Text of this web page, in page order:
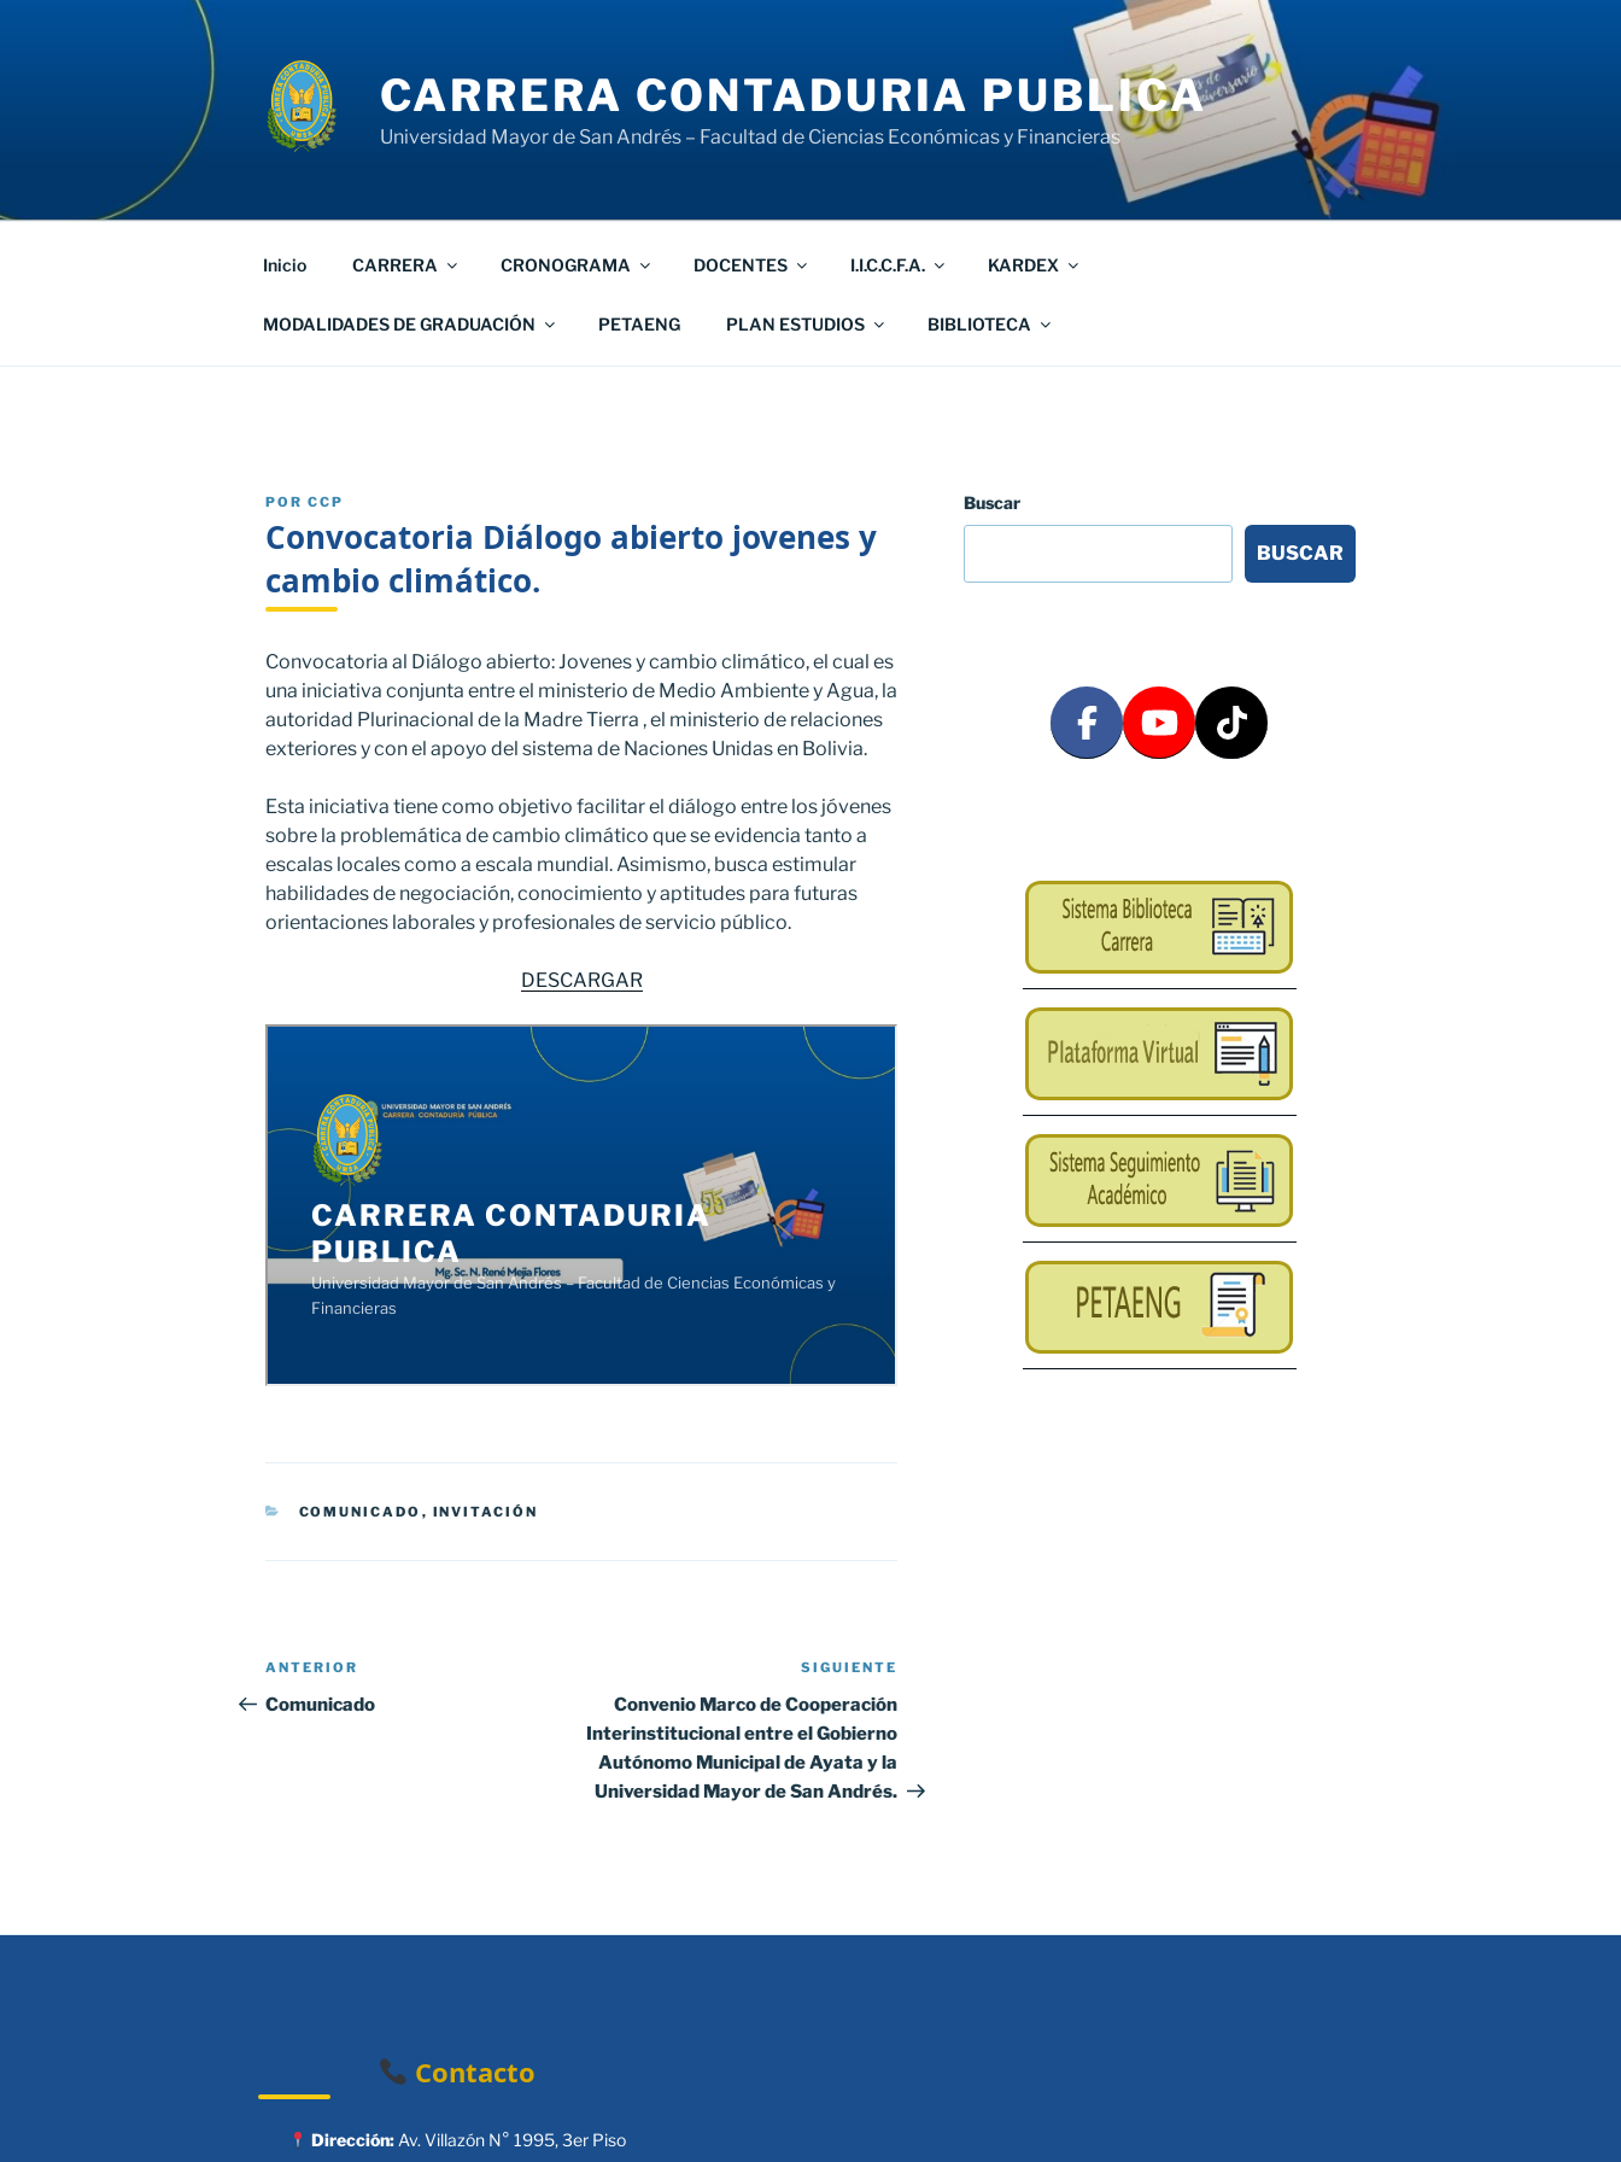
CARRERA CONTADURIA PUBLICA
Universidad Mayor de San Andrés – Facultad de Ciencias Económicas y Financieras
Inicio CARRERA CRONOGRAMA DOCENTES I.I.C.C.F.A. KARDEX
MODALIDADES DE GRADUACIÓN PETAENG PLAN ESTUDIOS BIBLIOTECA
PUBLICADO
POR CCP
Convocatoria Diálogo abierto jovenes y
cambio climático.
Convocatoria al Diálogo abierto: Jovenes y cambio climático, el cual es
una iniciativa conjunta entre el ministerio de Medio Ambiente y Agua, la
autoridad Plurinacional de la Madre Tierra , el ministerio de relaciones
exteriores y con el apoyo del sistema de Naciones Unidas en Bolivia.
Esta iniciativa tiene como objetivo facilitar el diálogo entre los jóvenes
sobre la problemática de cambio climático que se evidencia tanto a
escalas locales como a escala mundial. Asimismo, busca estimular
habilidades de negociación, conocimiento y aptitudes para futuras
orientaciones laborales y profesionales de servicio público.
DESCARGAR
CATEGORÍAS
COMUNICADO , INVITACIÓN
Navegación
de
Entrada
anterior:
ANTERIOR
Comunicado
entrada
SIGUIENTE
Convenio Marco de Cooperación
Interinstitucional entre el Gobierno
Autónomo Municipal de Ayata y la
Universidad Mayor de San Andrés.
Buscar
BUSCAR
Contacto
Dirección:Av. Villazón N° 1995, 3er Piso